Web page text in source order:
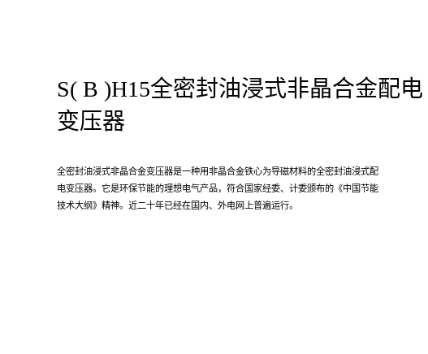
S( B )H15全密封油浸式非晶合金配电
变压器
全密封油浸式非晶合金变压器是一种用非晶合金铁心为导磁材料的全密封油浸式配
电变压器。它是环保节能的理想电气产品，符合国家经委、计委颁布的《中国节能
技术大纲》精神。近二十年已经在国内、外电网上普遍运行。